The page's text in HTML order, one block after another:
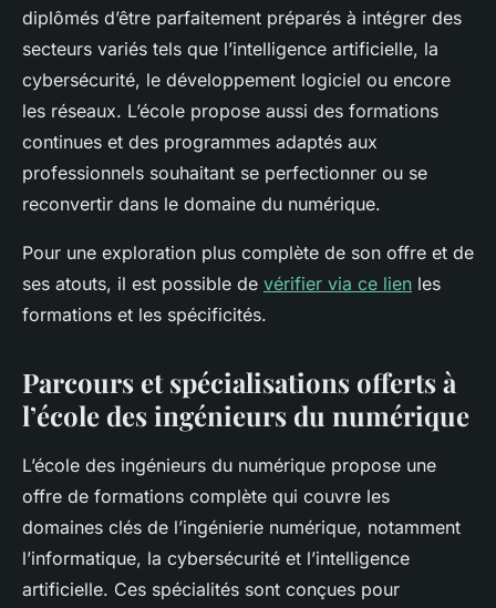
diplômés d’être parfaitement préparés à intégrer des
secteurs variés tels que l’intelligence artificielle, la
cybersécurité, le développement logiciel ou encore
les réseaux. L’école propose aussi des formations
continues et des programmes adaptés aux
professionnels souhaitant se perfectionner ou se
reconvertir dans le domaine du numérique.
Pour une exploration plus complète de son offre et de
ses atouts, il est possible de vérifier via ce lien les
formations et les spécificités.
Parcours et spécialisations offerts à
l’école des ingénieurs du numérique
L’école des ingénieurs du numérique propose une
offre de formations complète qui couvre les
domaines clés de l’ingénierie numérique, notamment
l’informatique, la cybersécurité et l’intelligence
artificielle. Ces spécialités sont conçues pour